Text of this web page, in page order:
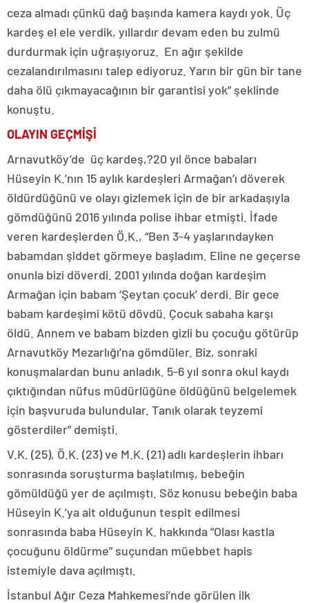
ceza almadı çünkü dağ başında kamera kaydı yok. Üç
kardeş el ele verdik, yıllardır devam eden bu zulmü
durdurmak için uğraşıyoruz. En ağır şekilde
cezalandırılmasını talep ediyoruz. Yarın bir gün bir tane
daha ölü çıkmayacağının bir garantisi yok” şeklinde
konuştu.
OLAYIN GEÇMİŞİ
Arnavutköy’de üç kardeş,?20 yıl önce babaları
Hüseyin K.’nın 15 aylık kardeşleri Armağan’ı döverek
öldürdüğünü ve olayı gizlemek için de bir arkadaşıyla
gömdüğünü 2016 yılında polise ihbar etmişti. İfade
veren kardeşlerden Ö.K., “Ben 3-4 yaşlarındayken
babamdan şiddet görmeye başladım. Eline ne geçerse
onunla bizi döverdi. 2001 yılında doğan kardeşim
Armağan için babam ‘Şeytan çocuk’ derdi. Bir gece
babam kardeşimi kötü dövdü. Çocuk sabaha karşı
öldü. Annem ve babam bizden gizli bu çocuğu götürüp
Arnavutköy Mezarlığı’na gömdüler. Biz, sonraki
konuşmalardan bunu anladık. 5-6 yıl sonra okul kaydı
çıktığından nüfus müdürlüğüne öldüğünü belgelemek
için başvuruda bulundular. Tanık olarak teyzemi
gösterdiler” demişti.
V.K. (25), Ö.K. (23) ve M.K. (21) adlı kardeşlerin ihbarı
sonrasında soruşturma başlatılmış, bebeğin
gömüldüğü yer de açılmıştı. Söz konusu bebeğin baba
Hüseyin K.’ya ait olduğunun tespit edilmesi
sonrasında baba Hüseyin K. hakkında “Olası kastla
çocuğunu öldürme” suçundan müebbet hapis
istemiyle dava açılmıştı.
İstanbul Ağır Ceza Mahkemesi’nde görülen ilk